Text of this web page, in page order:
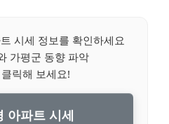
시세 정보를 확인하세요
가평군 동향 파악
릭해 보세요!
아파트 시세